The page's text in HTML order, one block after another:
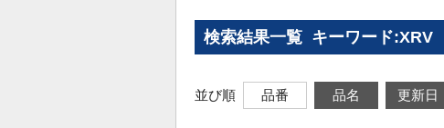
検索結果一覧 キーワード:XRV
並び順 品番 品名 更新日